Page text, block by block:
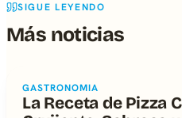
SIGUE LEYENDO
Más noticias
GASTRONOMIA
La Receta de Pizza